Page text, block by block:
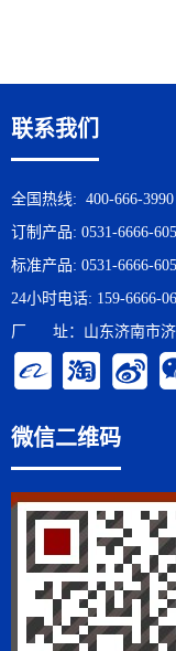
联系我们
全国热线: 400-666-3990
订制产品: 0531-6666-
标准产品: 0531-6666-
24小时电话: 159-6666-
厂 址：山东济南市济
微信二维码